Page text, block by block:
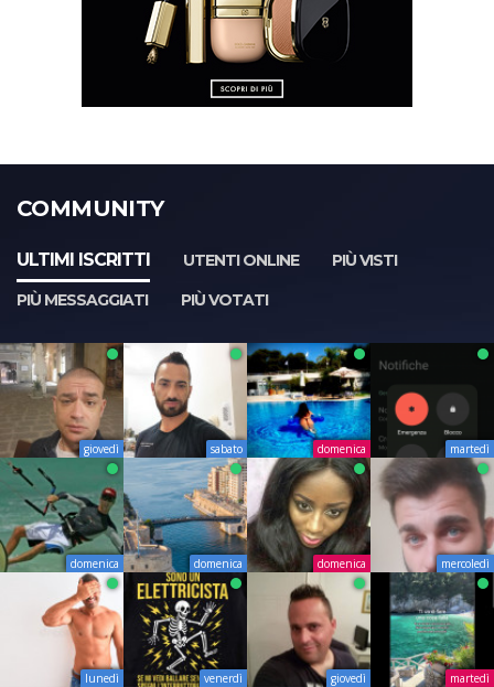
COMMUNITY
ULTIMI ISCRITTI UTENTI ONLINE
PIÙ VISTI
PIÙ MESSAGGIATI
PIÙ VOTATI
giovedì sabato domenica martedì
domenica domenica domenica mercoledì
lunedì venerdì giovedì martedì